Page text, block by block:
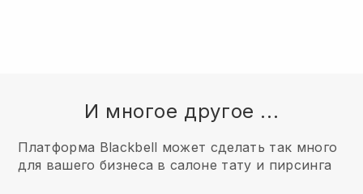
И многое другое ...
Платформа Blackbell может сделать так много
для вашего бизнеса в салоне тату и пирсинга